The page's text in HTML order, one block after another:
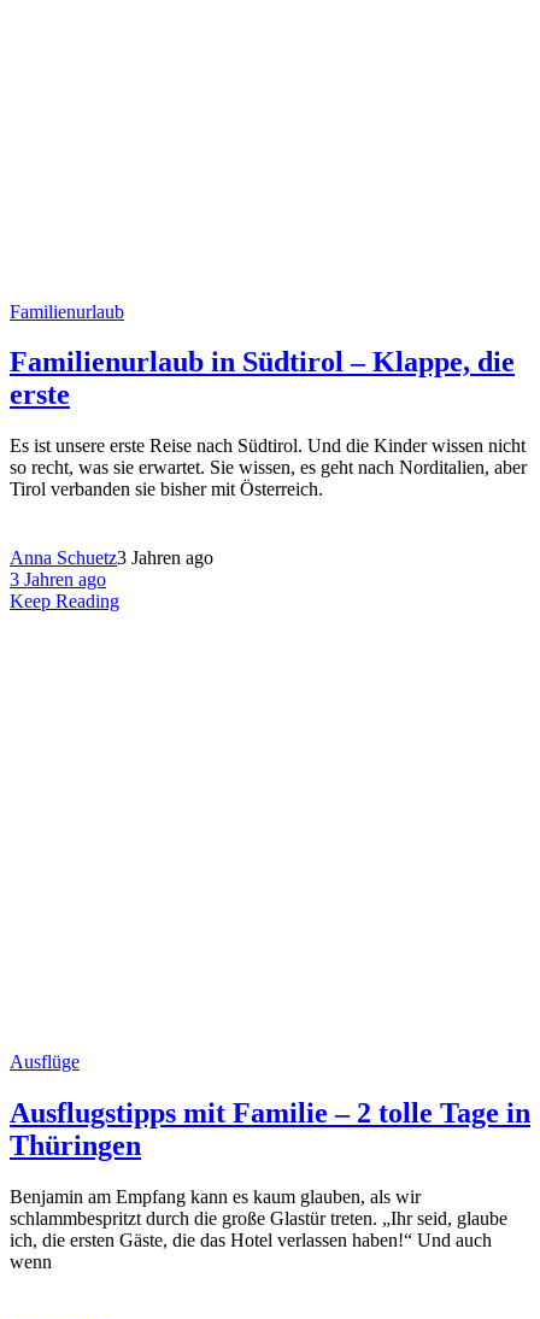
Familienurlaub
Familienurlaub in Südtirol – Klappe, die
erste
Es ist unsere erste Reise nach Südtirol. Und die Kinder wissen nicht
so recht, was sie erwartet. Sie wissen, es geht nach Norditalien, aber
Tirol verbanden sie bisher mit Österreich.
Anna Schuetz3 Jahren ago
3 Jahren ago
Keep Reading
Ausflüge
Ausflugstipps mit Familie – 2 tolle Tage in
Thüringen
Benjamin am Empfang kann es kaum glauben, als wir
schlammbespritzt durch die große Glastür treten. „Ihr seid, glaube
ich, die ersten Gäste, die das Hotel verlassen haben!“ Und auch
wenn